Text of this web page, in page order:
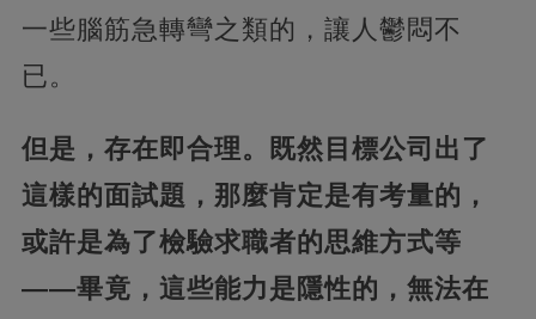
一些腦筋急轉彎之類的，讓人鬱悶不
已。
但是，存在即合理。既然目標公司出了
這樣的面試題，那麼肯定是有考量的，
或許是為了檢驗求職者的思維方式等
——畢竟，這些能力是隱性的，無法在